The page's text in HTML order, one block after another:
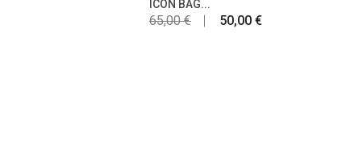
ICON BAG...
65,00 € 50,00 €